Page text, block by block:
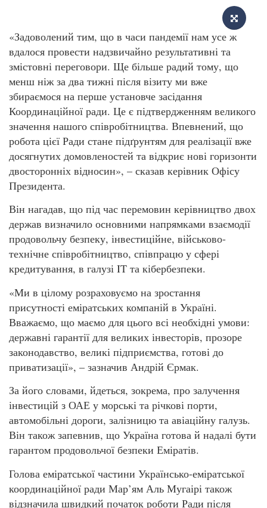
«Задоволений тим, що в часи пандемії нам усе ж
вдалося провести надзвичайно результативні та
змістовні переговори. Ще більше радий тому, що
менш ніж за два тижні після візиту ми вже
збираємося на перше установче засідання
Координаційної ради. Це є підтвердженням великого
значення нашого співробітництва. Впевнений, що
робота цієї Ради стане підґрунтям для реалізації вже
досягнутих домовленостей та відкриє нові горизонти
двосторонніх відносин», – сказав керівник Офісу
Президента.
Він нагадав, що під час перемовин керівництво двох
держав визначило основними напрямками взаємодії
продовольчу безпеку, інвестиційне, військово-
технічне співробітництво, співпрацю у сфері
кредитування, в галузі IT та кібербезпеки.
«Ми в цілому розраховуємо на зростання
присутності еміратських компаній в Україні.
Вважаємо, що маємо для цього всі необхідні умови:
державні гарантії для великих інвесторів, прозоре
законодавство, великі підприємства, готові до
приватизації», – зазначив Андрій Єрмак.
За його словами, йдеться, зокрема, про залучення
інвестицій з ОАЕ у морські та річкові порти,
автомобільні дороги, залізницю та авіаційну галузь.
Він також запевнив, що Україна готова й надалі бути
гарантом продовольчої безпеки Еміратів.
Голова еміратської частини Українсько-еміратської
координаційної ради Мар’ям Аль Мугаірі також
відзначила швидкий початок роботи Ради після